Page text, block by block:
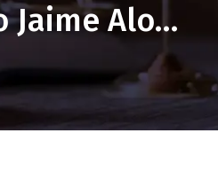
Testimonio Jaime Alonso